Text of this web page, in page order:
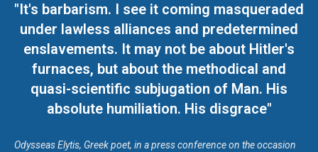
"It's barbarism. I see it coming masqueraded
under lawless alliances and predetermined
enslavements. It may not be about Hitler's
furnaces, but about the methodical and
quasi-scientific subjugation of Man. His
absolute humiliation. His disgrace"
Odysseas Elytis, Greek poet, in a press conference on the occasion